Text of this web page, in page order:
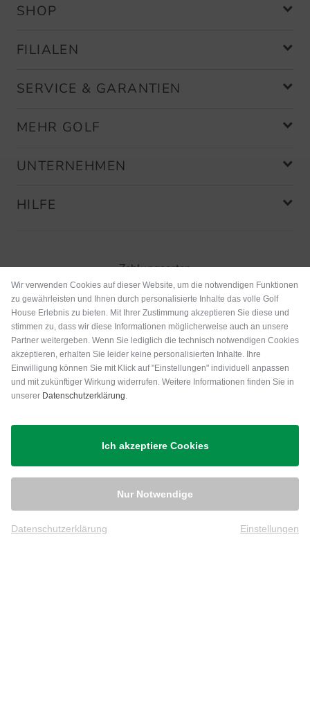
SHOP
FILIALEN
SERVICE & GARANTIEN
MEHR GOLF
UNTERNEHMEN
HILFE
Zahlungsarten
Versand
Wir verwenden Cookies auf dieser Website, um die notwendigen Funktionen
zu gewährleisten und Ihnen durch personalisierte Inhalte das volle Golf
House Erlebnis zu bieten. Mit Ihrer Zustimmung akzeptieren Sie diese und
stimmen zu, dass wir diese Informationen möglicherweise auch an unsere
Partner weitergeben. Wenn Sie lediglich die technisch notwendigen Cookies
akzeptieren, erhalten Sie leider keine personalisierten Inhalte. Ihre
Einwilligung können Sie mit Klick auf "Einstellungen" individuell anpassen
und mit zukünftiger Wirkung widerrufen. Weitere Informationen finden Sie in
unserer Datenschutzerklärung.
Ich akzeptiere Cookies
Nur Notwendige
Datenschutzerklärung Einstellungen